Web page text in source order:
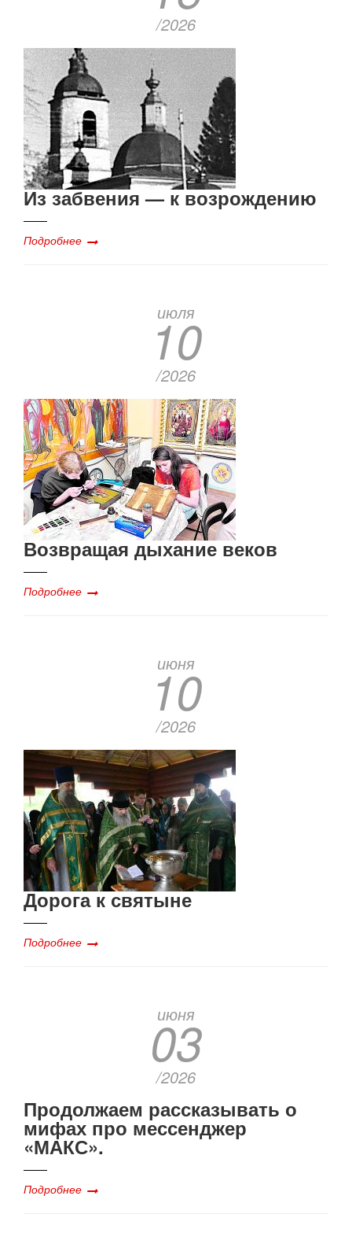
/2026
Из забвения — к возрождению
Подробнее
июля
10
/2026
Возвращая дыхание веков
Подробнее
июня
10
/2026
Дорога к святыне
Подробнее
июня
03
/2026
Продолжаем рассказывать о
мифах про мессенджер
«МАКС».
Подробнее